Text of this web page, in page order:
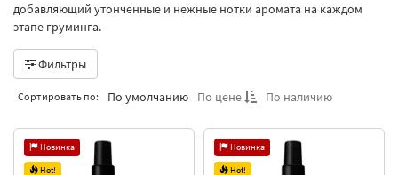
добавляющий утонченные и нежные нотки аромата на каждом
этапе груминга.
Фильтры
Сортировать по: По умолчанию По цене По наличию
Новинка
Hot!
Новинка
Hot!